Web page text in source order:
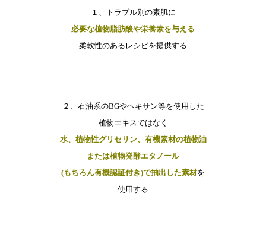
１、トラブル別の素肌に
必要な植物脂肪酸や栄養素を与える
柔軟性のあるレシピを提供する
２、石油系のBGやヘキサン等を使用した
植物エキスではなく
水、植物性グリセリン、有機素材の植物油
または植物発酵エタノール
(もちろん有機認証付き)で抽出した素材を
使用する